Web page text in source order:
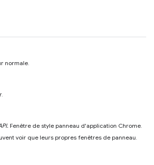
normale.
Fenêtre de style panneau d'application Chrome.
voir que leurs propres fenêtres de panneau.